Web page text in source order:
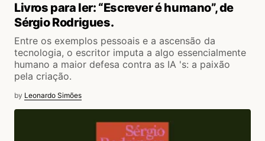
Livros para ler: “Escrever é humano”, de
Sérgio Rodrigues.
Entre os exemplos pessoais e a ascensão da
tecnologia, o escritor imputa a algo essencialmente
humano a maior defesa contra as IA 's: a paixão
pela criação.
by Leonardo Simões